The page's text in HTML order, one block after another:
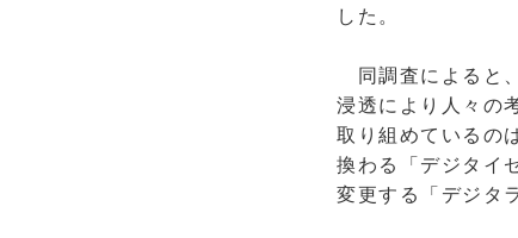
した。
同調査によると
浸透により人々の
取り組めているの
換わる「デジタイ
変更する「デジタ